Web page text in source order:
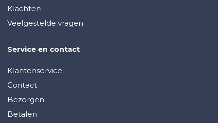
Klachten
Veelgestelde vragen
Service en contact
Klantenservice
Contact
Bezorgen
Betalen